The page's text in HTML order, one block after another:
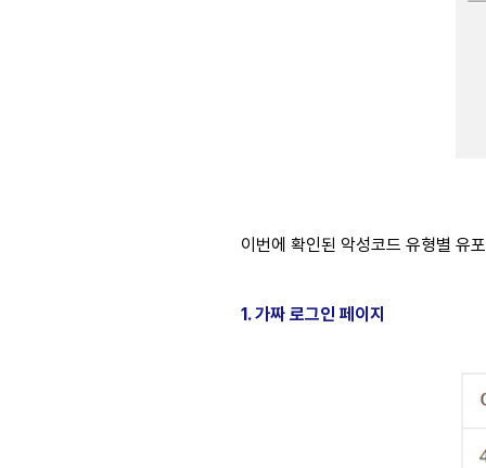
이번에 확인된 악성코드 유형별 유
1. 가짜 로그인 페이지